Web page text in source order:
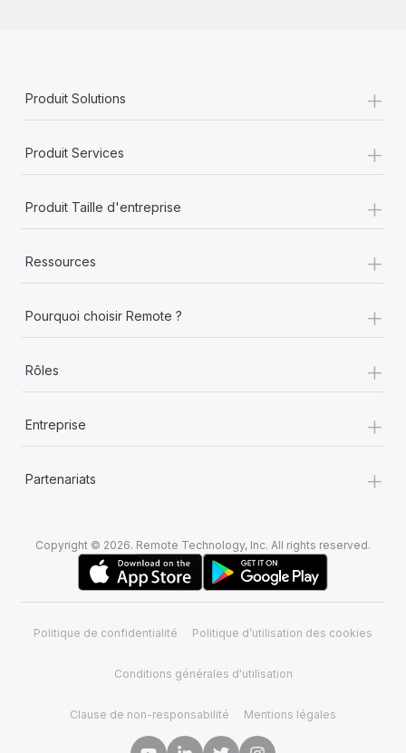
Produit Solutions +
Produit Services +
Produit Taille d'entreprise +
Ressources +
Pourquoi choisir Remote ? +
Rôles +
Entreprise +
Partenariats +
Copyright © 2026. Remote Technology, Inc. All rights reserved.
Politique de confidentialité Politique d’utilisation des cookies
Conditions générales d'utilisation
Clause de non-responsabilité Mentions légales